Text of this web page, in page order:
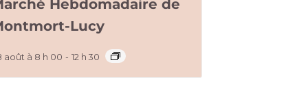
Hebdomadaire de
Lucy
août à 8 h 00 - 12 h 30